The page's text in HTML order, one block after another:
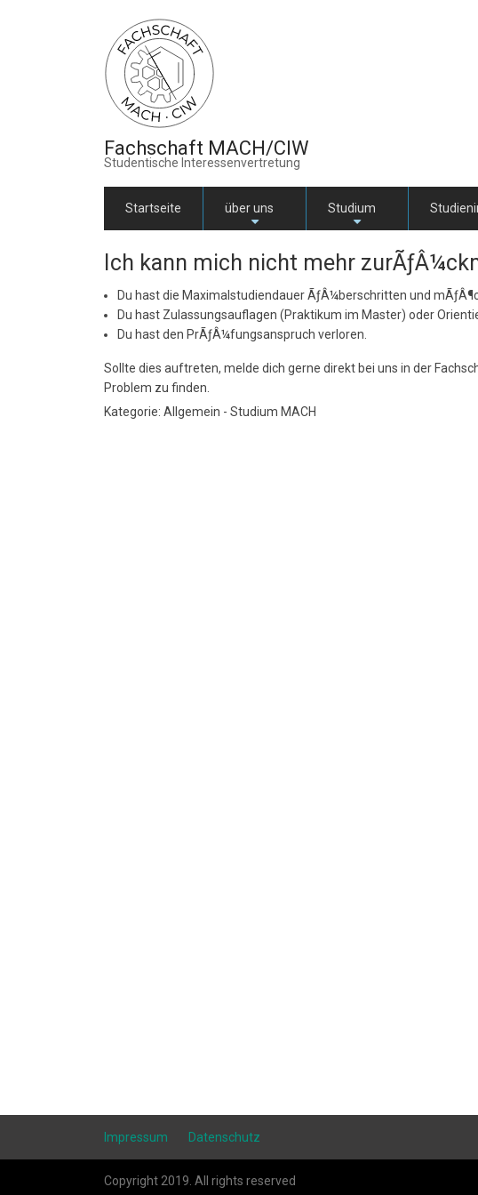
Fachschaft MACH/CIW
Studentische Interessenvertretung
Startseite
+
über uns
+
Studium
Ich kann mich nicht mehr
Du hast die Maximalstudiendauer ÃƒÂ¼berschritten und
Du hast Zulassungsauflagen (Praktikum im Master) oder
Du hast den PrÃƒÂ¼fungsanspruch verloren.
Sollte dies auftreten, melde dich gerne direkt bei uns in der
Problem zu finden.
Kategorie: Allgemein - Studium MACH
Impressum Datenschutz
Copyright 2019. All rights reserved